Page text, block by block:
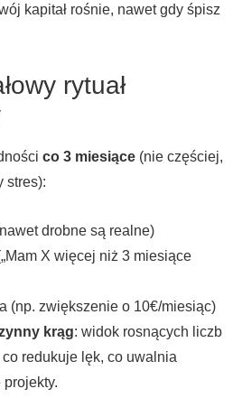
kapitał rośnie, nawet gdy śpisz
rytuał
co 3 miesiące (nie częściej,
stres):
drobne są realne)
X więcej niż 3 miesiące
(np. zwiększenie o 10€/miesiąc)
krąg: widok rosnących liczb
redukuje lęk, co uwalnia